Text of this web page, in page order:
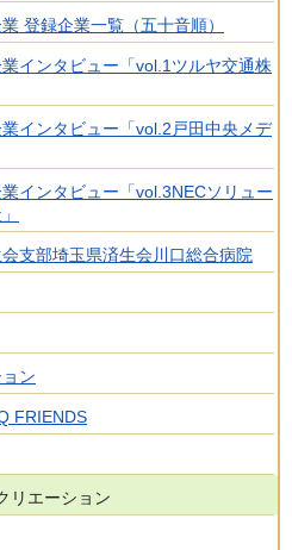
登録企業一覧（五十音順）
インタビュー「vol.1ツルヤ交通株
インタビュー「vol.2戸田中央メデ
インタビュー「vol.3NECソリュー
支部埼玉県済生会川口総合病院
ン
FRIENDS
リエーション